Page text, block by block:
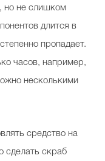
но не слишком
длится в
пропадает.
часов, например,
несколькими
средство на
сделать скраб